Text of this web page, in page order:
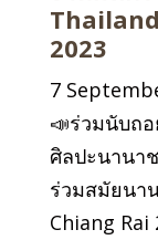
2023
7
📣ร่วมนับถ
ศิลปะนานา
ร่วมสมัยนา
Chiang